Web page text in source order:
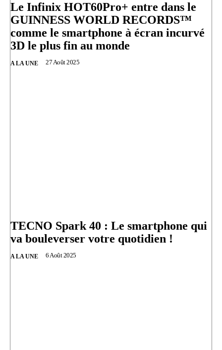
Le Infinix HOT60Pro+ entre dans le
GUINNESS WORLD RECORDS™
comme le smartphone à écran incurvé
3D le plus fin au monde
A LA UNE 27 Août 2025
TECNO Spark 40 : Le smartphone qui
va bouleverser votre quotidien !
A LA UNE 6 Août 2025